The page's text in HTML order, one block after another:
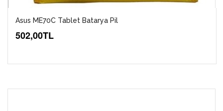
Asus ME70C Tablet Batarya Pil
502,00TL